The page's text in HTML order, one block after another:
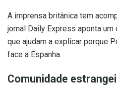
A imprensa britânica tem
jornal Daily Express aponta
que ajudam a explicar porque
face a Espanha.
Comunidade